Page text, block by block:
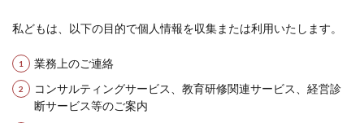
私どもは、以下の目的で個人情報を収集または利用いたします。
業務上のご連絡
コンサルティングサービス、教育研修関連サービス、経営診
断サービス等のご案内